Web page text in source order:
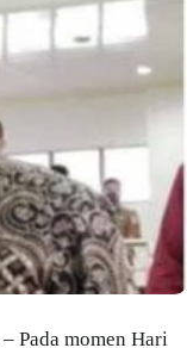
– Pada momen Hari